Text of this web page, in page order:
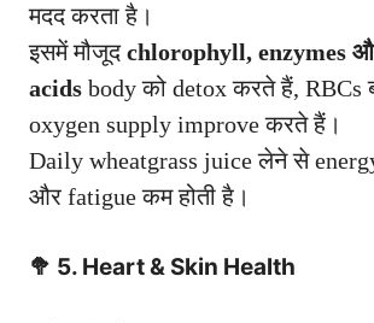
मदद करता है।
इसमें मौजूदchlorophyll, enzymes
acids body को detox करते हैं, RBCs
oxygen supply improve करते हैं।
Daily wheatgrass juice लेने से
और fatigue कम होती है।
🥦 5. Heart & Skin Health